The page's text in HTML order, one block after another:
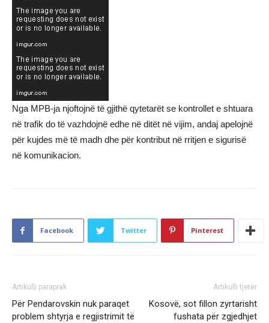
Nga MPB-ja njoftojnë të gjithë qytetarët se kontrollet e shtuara
në trafik do të vazhdojnë edhe në ditët në vijim, andaj apelojnë
për kujdes më të madh dhe për kontribut në rritjen e sigurisë
në komunikacion.
Facebook Twitter Pinterest
Artikulli paraprak
Për Pendarovskin nuk paraqet
problem shtyrja e regjistrimit të
Artikulli tjetër
Kosovë, sot fillon zyrtarisht
fushata për zgjedhjet